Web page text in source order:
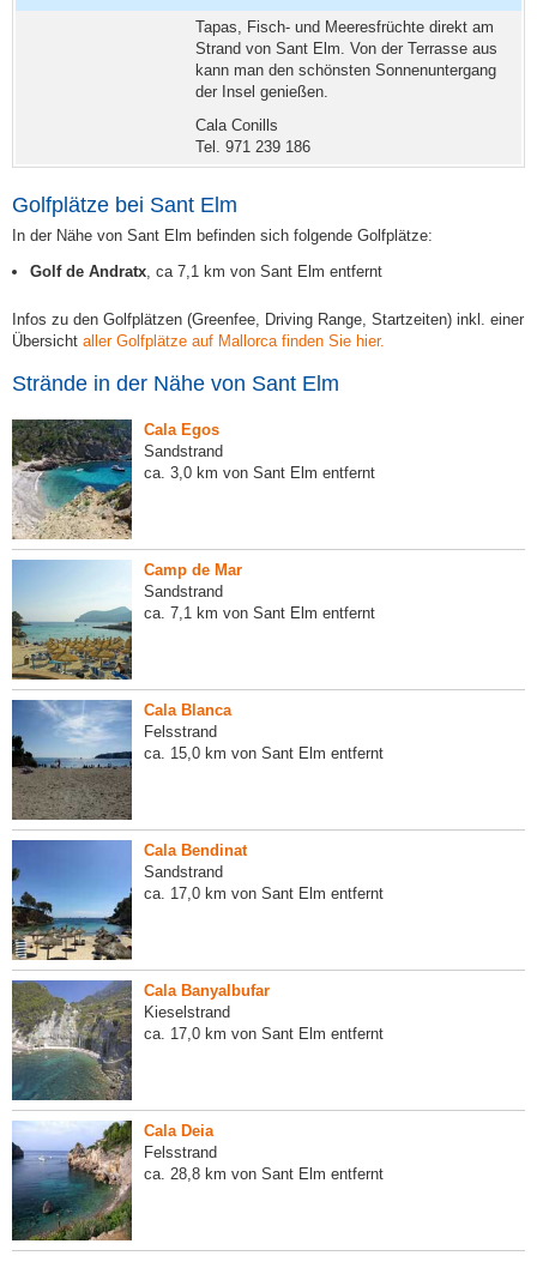
Tapas, Fisch- und Meeresfrüchte direkt am
Strand von Sant Elm. Von der Terrasse aus
kann man den schönsten Sonnenuntergang
der Insel genießen.
Cala Conills
Tel. 971 239 186
Golfplätze bei Sant Elm
In der Nähe von Sant Elm befinden sich folgende Golfplätze:
Golf de Andratx , ca 7,1 km von Sant Elm entfernt
Infos zu den Golfplätzen (Greenfee, Driving Range, Startzeiten) inkl. einer
Übersicht aller Golfplätze auf Mallorca finden Sie hier.
Strände in der Nähe von Sant Elm
Cala Egos
Sandstrand
ca. 3,0 km von Sant Elm entfernt
Camp de Mar
Sandstrand
ca. 7,1 km von Sant Elm entfernt
Cala Blanca
Felsstrand
ca. 15,0 km von Sant Elm entfernt
Cala Bendinat
Sandstrand
ca. 17,0 km von Sant Elm entfernt
Cala Banyalbufar
Kieselstrand
ca. 17,0 km von Sant Elm entfernt
Cala Deia
Felsstrand
ca. 28,8 km von Sant Elm entfernt